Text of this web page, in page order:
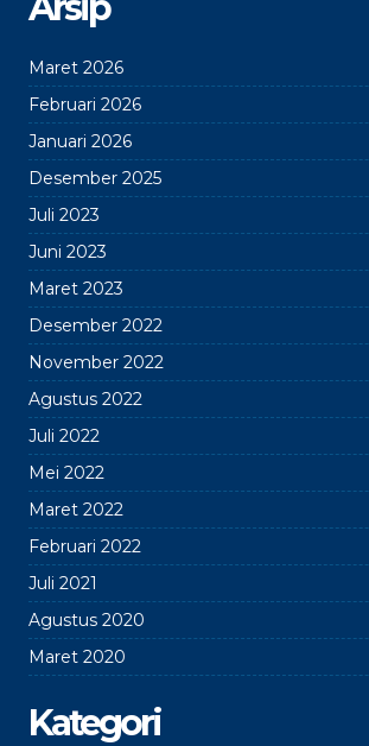
Maret 2026
Februari 2026
Januari 2026
Desember 2025
Juli 2023
Juni 2023
Maret 2023
Desember 2022
November 2022
Agustus 2022
Juli 2022
Mei 2022
Maret 2022
Februari 2022
Juli 2021
Agustus 2020
Maret 2020
Kategori